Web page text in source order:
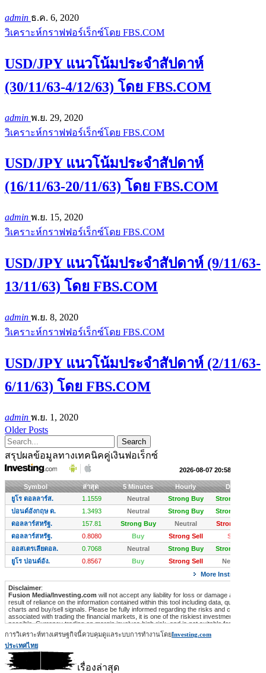
admin ธ.ค. 6, 2020
วิเคราะห์กราฟฟอร์เร็กซ์โดย FBS.COM
USD/JPY แนวโน้มประจำสัปดาห์
(30/11/63-4/12/63) โดย FBS.COM
admin พ.ย. 29, 2020
วิเคราะห์กราฟฟอร์เร็กซ์โดย FBS.COM
USD/JPY แนวโน้มประจำสัปดาห์
(16/11/63-20/11/63) โดย FBS.COM
admin พ.ย. 15, 2020
วิเคราะห์กราฟฟอร์เร็กซ์โดย FBS.COM
USD/JPY แนวโน้มประจำสัปดาห์ (9/11/63-
13/11/63) โดย FBS.COM
admin พ.ย. 8, 2020
วิเคราะห์กราฟฟอร์เร็กซ์โดย FBS.COM
USD/JPY แนวโน้มประจำสัปดาห์ (2/11/63-
6/11/63) โดย FBS.COM
admin พ.ย. 1, 2020
Older Posts
สรุปผลข้อมูลทางเทคนิคคู่เงินฟอเร็กซ์
การวิเคราะห์ทางเศรษฐกิจนี้ควบคุมดูแลระบบการทำงานโดยInvesting.com
ประเทศไทย
เรื่องล่าสุด